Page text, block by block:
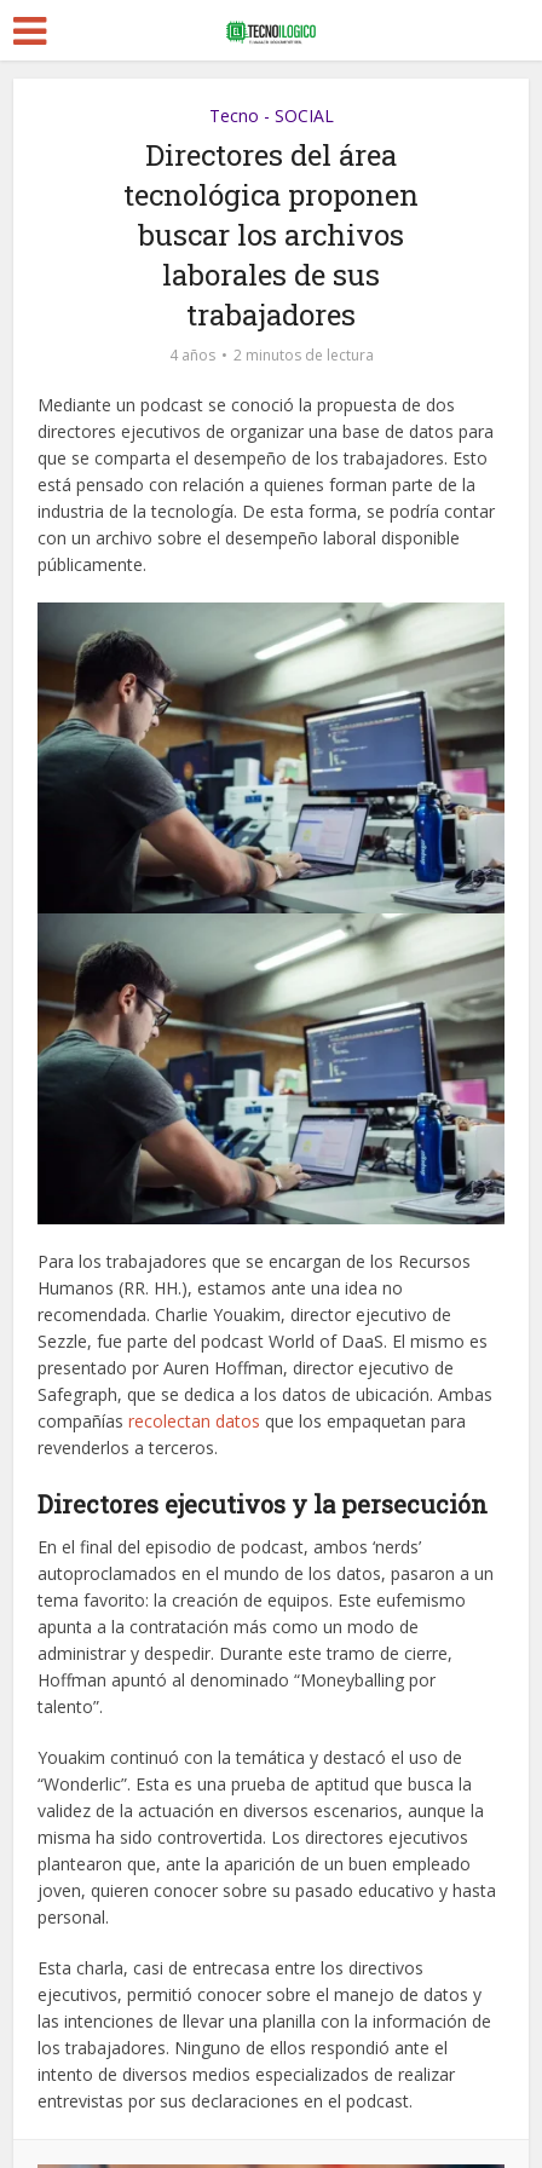
Tecno - SOCIAL
Directores del área
tecnológica proponen
buscar los archivos
laborales de sus
trabajadores
4 años 2 minutos de lectura
Mediante un podcast se conoció la propuesta de dos
directores ejecutivos de organizar una base de datos para
que se comparta el desempeño de los trabajadores. Esto
está pensado con relación a quienes forman parte de la
industria de la tecnología. De esta forma, se podría contar
con un archivo sobre el desempeño laboral disponible
públicamente.
Para los trabajadores que se encargan de los Recursos
Humanos (RR. HH.), estamos ante una idea no
recomendada. Charlie Youakim, director ejecutivo de
Sezzle, fue parte del podcast World of DaaS. El mismo es
presentado por Auren Hoffman, director ejecutivo de
Safegraph, que se dedica a los datos de ubicación. Ambas
compañíasrecolectan datos que los empaquetan para
revenderlos a terceros.
Directores ejecutivos y la persecución
En el final del episodio de podcast, ambos ‘nerds’
autoproclamados en el mundo de los datos, pasaron a un
tema favorito: la creación de equipos. Este eufemismo
apunta a la contratación más como un modo de
administrar y despedir. Durante este tramo de cierre,
Hoffman apuntó al denominado “Moneyballing por
talento”.
Youakim continuó con la temática y destacó el uso de
“Wonderlic”. Esta es una prueba de aptitud que busca la
validez de la actuación en diversos escenarios, aunque la
misma ha sido controvertida. Los directores ejecutivos
plantearon que, ante la aparición de un buen empleado
joven, quieren conocer sobre su pasado educativo y hasta
personal.
Esta charla, casi de entrecasa entre los directivos
ejecutivos, permitió conocer sobre el manejo de datos y
las intenciones de llevar una planilla con la información de
los trabajadores. Ninguno de ellos respondió ante el
intento de diversos medios especializados de realizar
entrevistas por sus declaraciones en el podcast.